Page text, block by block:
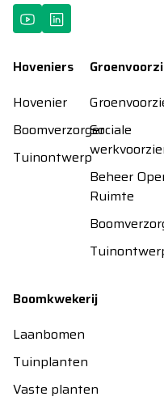
Hoveniers
Hovenier
Boomverzorger
Tuinontwerp
Sociale
Beheer
Ruimte
Boomkwekerij
Laanbomen
Tuinplanten
Vaste planten